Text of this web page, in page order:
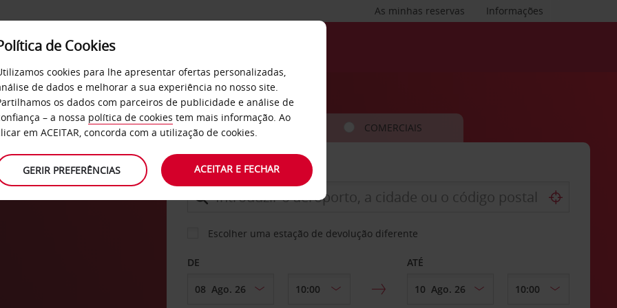
Informações
As minhas reservas
SERVIÇOS EMPRESAS
CARRO COMERCIAIS
LEVANTAR EM
Escolher uma estação de devolução diferente
DE ATÉ
de Cookies
cookies para lhe apresentar ofertas personalizadas,
de dados e melhorar a sua experiência no nosso site.
os dados com parceiros de publicidade e análise de
– a nossa política de cookies tem mais informação. Ao
em ACEITAR, concorda com a utilização de cookies.
GERIR PREFERÊNCIAS ACEITAR E FECHAR